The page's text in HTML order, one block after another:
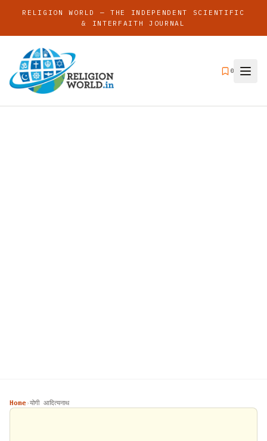
RELIGION WORLD — THE INDEPENDENT SCIENTIFIC
& INTERFAITH JOURNAL
0
Home›योगी आदित्यनाथ